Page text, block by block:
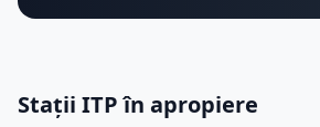
Stații ITP în apropiere